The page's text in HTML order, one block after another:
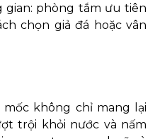
gian: phòng tắm ưu tiên
chọn giả đá hoặc vân
không chỉ mang lại
trội khỏi nước và nấm